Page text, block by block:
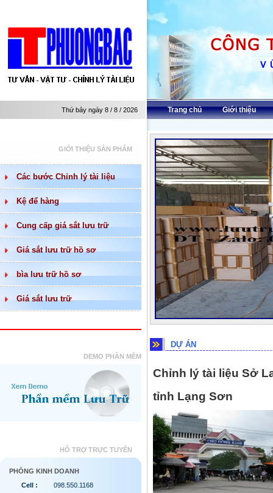
Thứ bảy ngày 8 / 8 / 2026 Trang chủ Giới thiệu
GIỚI THIỆU SẢN PHẨM
Các bước Chỉnh lý tài liệu
Kệ để hàng
Cung cấp giá sắt lưu trữ
Giá sắt lưu trữ hồ sơ
bìa lưu trữ hồ sơ
Giá sắt lưu trữ
DEMO PHẦN MỀM
HỖ TRỢ TRỰC TUYẾN
PHÒNG KINH DOANH
Cell :
098.550.1168
DỰ ÁN
Chỉnh lý tài liệu Sở
tỉnh Lạng Sơn